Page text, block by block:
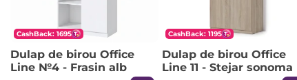
CashBack: 1695
Dulap de birou Office
Line №4 - Frasin alb
CashBack: 1195
Dulap de birou Office
Line 11 - Stejar sonoma